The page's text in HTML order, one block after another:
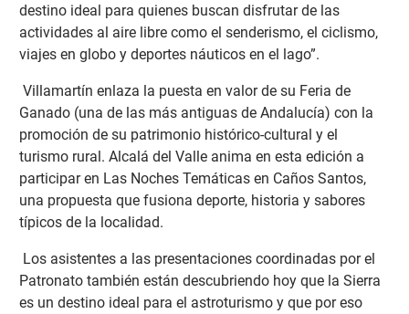
destino ideal para quienes buscan disfrutar de las
actividades al aire libre como el senderismo, el ciclismo,
viajes en globo y deportes náuticos en el lago”.
Villamartín enlaza la puesta en valor de su Feria de
Ganado (una de las más antiguas de Andalucía) con la
promoción de su patrimonio histórico-cultural y el
turismo rural. Alcalá del Valle anima en esta edición a
participar en Las Noches Temáticas en Caños Santos,
una propuesta que fusiona deporte, historia y sabores
típicos de la localidad.
Los asistentes a las presentaciones coordinadas por el
Patronato también están descubriendo hoy que la Sierra
es un destino ideal para el astroturismo y que por eso